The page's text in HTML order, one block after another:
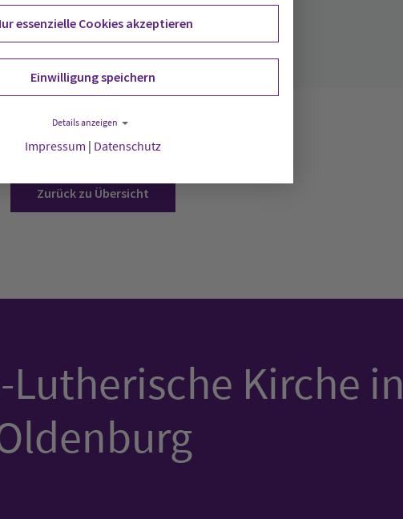
Zurück zu Übersicht
Lutherische Kirche in
essenzielle Cookies akzeptieren
Einwilligung speichern
Details anzeigen
Impressum | Datenschutz